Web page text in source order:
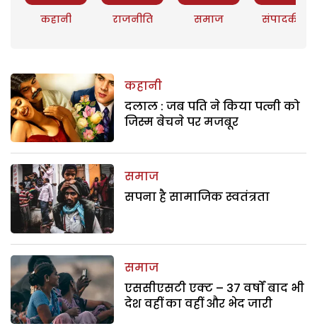
कहानी राजनीति समाज संपादकीय
कहानी
दलाल : जब पति ने किया पत्नी को
जिस्म बेचने पर मजबूर
समाज
सपना है सामाजिक स्वतंत्रता
समाज
एससीएसटी एक्ट – 37 वर्षों बाद भी
देश वहीं का वहीं और भेद जारी